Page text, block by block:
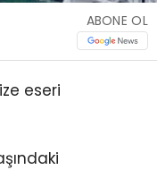
ABONE OL
eseri